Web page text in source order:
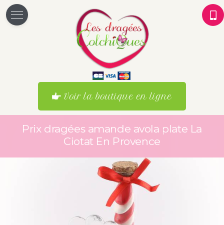
Voir la boutique en ligne
Prix dragées amande avola plate La
Ciotat En Provence